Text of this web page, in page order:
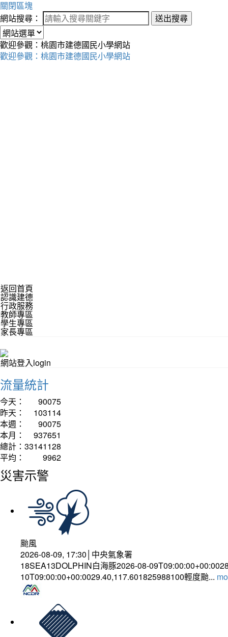
關閉區塊
網站搜尋：
送出搜尋
歡迎參觀：桃園市建德國民小學網站
歡迎參觀：桃園市建德國民小學網站
返回首頁
認識建德
行政服務
教師專區
學生專區
家長專區
網站登入login
流量統計
今天：
90075
昨天：
103114
本週：
90075
本月：
937651
總計： 33141128
平均：
9962
災害示警
颱風
2026-08-09, 17:30│中央氣象署
18SEA13DOLPHIN白海豚2026-08-
10T09:00:00+00:0029.40,117.601825988100輕度颱...